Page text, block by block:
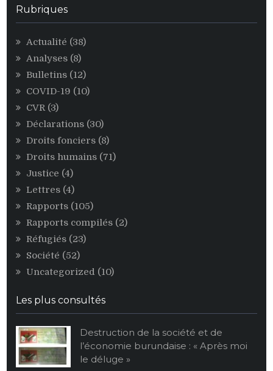
Rubriques
Actualité (38)
Analyses (8)
Bulletins (12)
COVID-19 (10)
CVR (3)
Déclarations (30)
Droits fonciers (8)
Droits humains (71)
Justice (4)
Lettres (4)
Rapports (105)
Rapports compilés (2)
Réfugiés (23)
Société (52)
Uncategorized (10)
Les plus consultés
Destruction de la société et de
l’économie burundaise : « Après moi
le déluge »